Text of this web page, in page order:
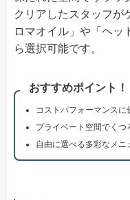
クリアしたスタッフが
ロマオイル」や「ヘッ
ら選択可能です。
おすすめポイント！
コストパフォーマンスに
プライベート空間でくつ
自由に選べる多彩なメニ